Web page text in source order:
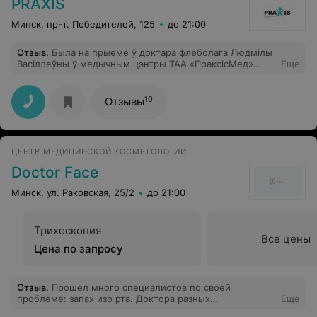
качественное сырье, но и колоссальное желание
Елены Валерьевны постоянно развиваться, обучаться в
известных Европейских и Российских академиях
благополучия ❤️
PRAXIS
Минск, пр-т. Победителей, 125 до 21:00
Отзыв. Была на прыеме ў доктара флеболага Людмілы
Васіллеўны ў медычным цэнтры ТАА «ПраксісМед»
вельмі ўважлівы доктар, а спецыяліст наўпрост ад
бога. Усе зрабіла на вышэйшым узроўні, дала парады
на будучае!.
Еще
Отзывы10
ЦЕНТР МЕДИЦИНСКОЙ КОСМЕТОЛОГИИ
Doctor Face
Минск, ул. Раковская, 25/2 до 21:00
Трихоскопия
Цена по запросу
Все цены
Отзыв. Прошел много специалистов по своей
проблеме: запах изо рта. Доктора разных
Еще